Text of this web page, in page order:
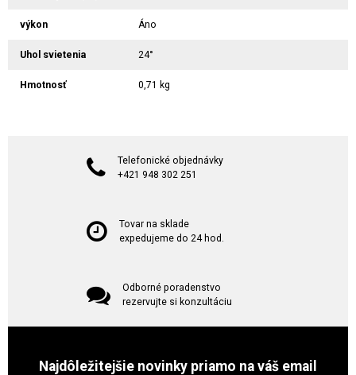
výkon Áno
Uhol svietenia 24°
Hmotnosť 0,71 kg
Telefonické objednávky
+421 948 302 251
Tovar na sklade
expedujeme do 24 hod.
Odborné poradenstvo
rezervujte si konzultáciu
Najdôležitejšie novinky priamo na váš email